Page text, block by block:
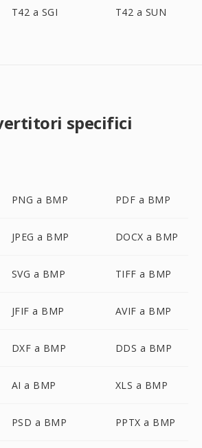
T42 a SGI T42 a SUN
specifici
PNG a BMP PDF a BMP
JPEG a BMP DOCX a BMP
SVG a BMP TIFF a BMP
JFIF a BMP AVIF a BMP
DXF a BMP DDS a BMP
AI a BMP XLS a BMP
PSD a BMP PPTX a BMP